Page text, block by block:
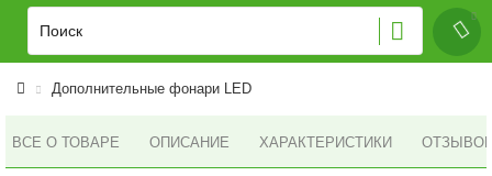
Дополнительные фонари LED
ВСЕ О ТОВАРЕ ОПИСАНИЕ ХАРАКТЕРИСТИКИ ОТЗЫВОВ